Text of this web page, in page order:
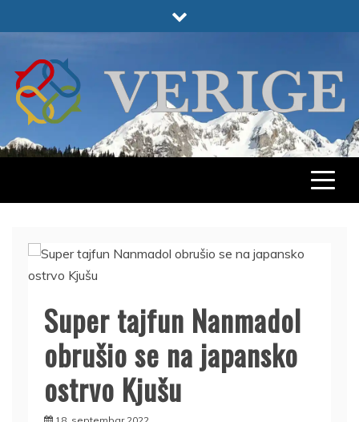
to
VERIGE
ODABRANO
Super tajfun Nanmadol
obrušio se na japansko
ostrvo Kjušu